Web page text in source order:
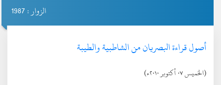
الزوار : 1987
أصول قراءة البصريان من الشاطبية والطيبة
(الخميس ٠٧ أكتوبر ٢٠١٠ء)